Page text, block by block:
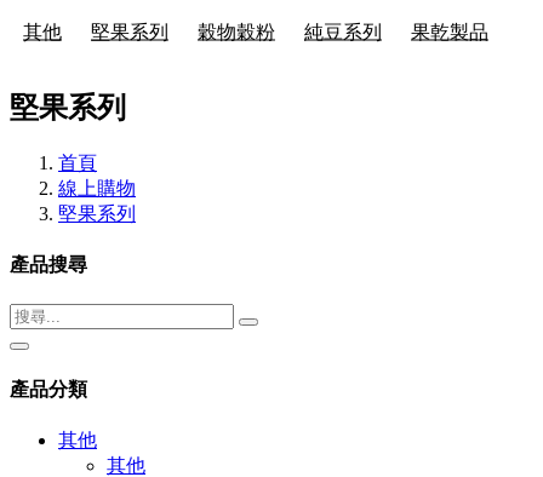
其他 堅果系列 穀物穀粉 純豆系列 果乾製品
堅果系列
首頁
線上購物
堅果系列
產品搜尋
產品分類
其他
其他